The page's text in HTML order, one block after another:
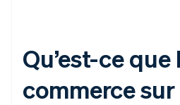
Qu’est-ce que
commerce